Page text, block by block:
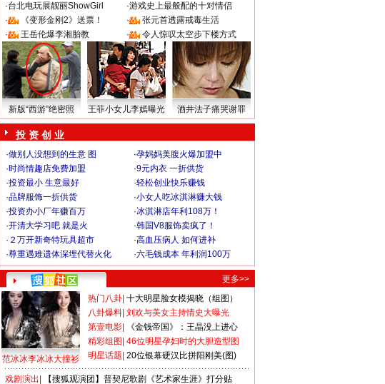
·台北电玩展靓丽ShowGirl ·游戏史上最般配的十对情侣
·
《变形金刚2》送票！ ·
张元首透露戒毒生活
·
王岳伦爆李湘胎教 · 令人惊叹太空步下楼方式
新版“西游”绝密照 王菲小女儿李嫣曝光 酒井法子痛哭谢罪
投 资 创 业
·做别人没想到的生意 图 ·孕妈妈美腹火爆加盟中
·时尚情趣店免费加盟 ·9元内衣 一折供货
·投资最小 生意最好 ·轻松创业快乐赚钱
·品牌服饰一折供货 ·小女人吃冰淇淋赚大钱
·投资办小厂年赚百万 ·冰淇淋店年利108万！
·开清大学习吧 就是火 ·韩国V8服饰卖疯了！
· ２万开新奇特玩具超市 ·高血压病人 如何进补
·尊重遇难遗体深埋代替火化 ·六毛钱成本 年利润100万
更多>>
范冰冰李冰冰大撞衫
热门八卦 十大明星脸女模揭晓（组图）
八卦爆料 刘欢与美女主持情史大曝光
第壹电影
《金钱帝国》：王晶没上进心
精彩组图 46位明星孕妇时的大胆造型图
明星话题 20位银幕硬汉比拼阳刚美(图)
戏剧演出 【搜狐观演团】普契尼歌剧《艺术家生涯》打分贴